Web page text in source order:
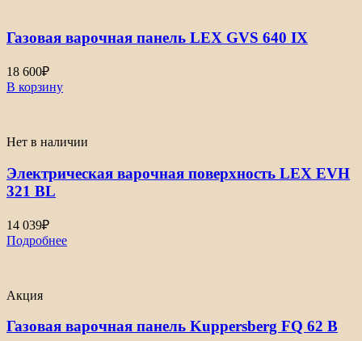
Газовая варочная панель LEX GVS 640 IX
18 600₽
В корзину
Нет в наличии
Электрическая варочная поверхность LEX EVH
321 BL
14 039₽
Подробнее
Акция
Газовая варочная панель Kuppersberg FQ 62 B